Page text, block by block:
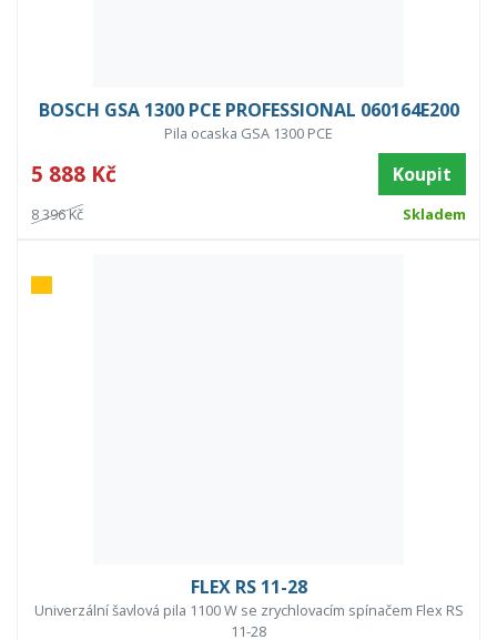
BOSCH GSA 1300 PCE PROFESSIONAL 060164E200
Pila ocaska GSA 1300 PCE
5 888 Kč Koupit
8 396 Kč Skladem
FLEX RS 11-28
Univerzální šavlová pila 1100 W se zrychlovacím spínačem Flex RS
11-28